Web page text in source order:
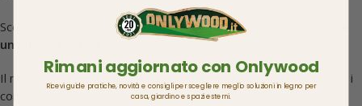
Dimensioni 9 x 9 x 150 h. cm.
Scegli questo perno se vuoi che il tuo frangivista fai da te abbia
un’altezza di 120 cm.
Rimani aggiornato con Onlywood
Ricevi guide pratiche, novità e consigli per scegliere meglio soluzioni in legno per
casa, giardino e spazi esterni.